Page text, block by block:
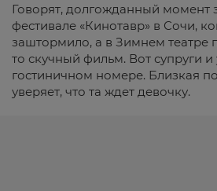
Говорят, долгожданный момент
фестивале «Кинотавр» в Сочи,
заштормило, а в Зимнем театре
то скучный фильм. Вот супруги и
гостиничном номере. Близкая
уверяет, что та ждет девочку.